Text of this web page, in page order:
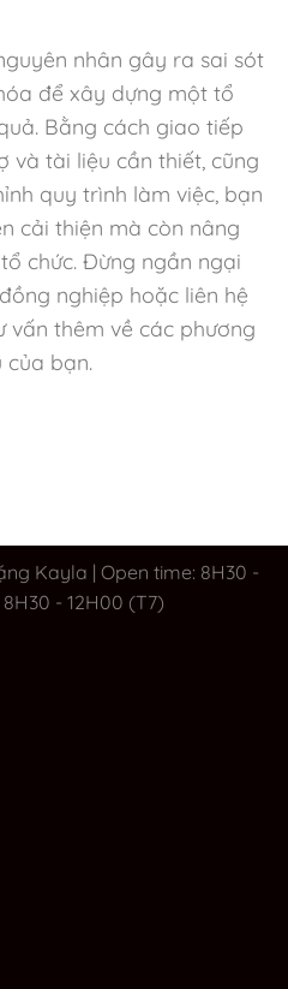
nhân gây ra sai sót
để xây dựng một tổ
Bằng cách giao tiếp
và tài liệu cần thiết, cũng
quy trình làm việc, bạn
cải thiện mà còn nâng
chức. Đừng ngần ngại
nghiệp hoặc liên hệ
vấn thêm về các phương
bạn.
Kayla | Open time: 8H30 -
- 12H00 (T7)